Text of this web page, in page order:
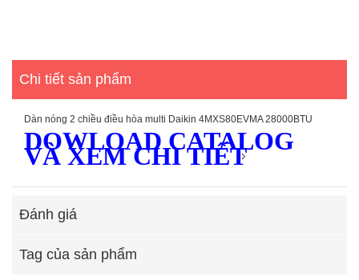
Chi tiết sản phẩm
Dàn nóng 2 chiều điều hòa multi Daikin 4MXS80EVMA 28000BTU
DOWLOAD CATALOG
VÀ XEM CHI TIẾT
Đánh giá
Tag của sản phẩm